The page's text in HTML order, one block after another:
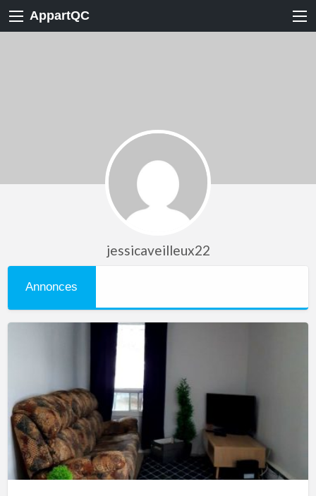
AppartQC
jessicaveilleux22
Annonces
Appartement
4
1/2
à
louer